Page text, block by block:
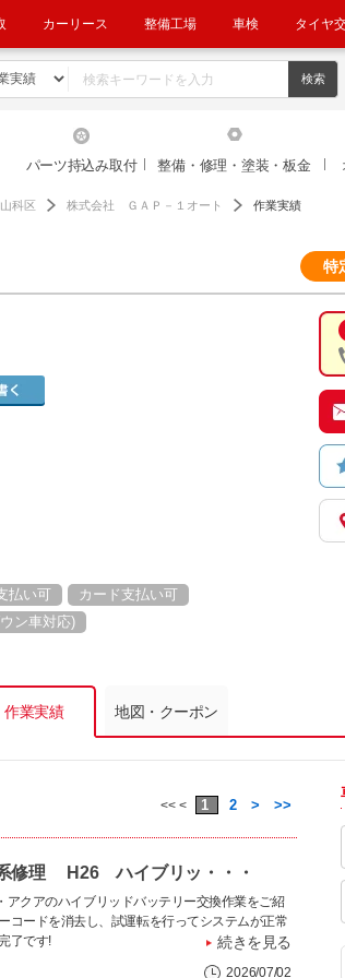
カーリース 整備工場 車検 タイヤ
パーツ持込み取付 整備・修理・塗装・板金
科区 株式会社 ＧＡＰ－１オート 作業実績
特
払い可
カード支払い可
ン車対応)
作業実績 地図・クーポン
<< < 1 2 > >>
修理 H26 ハイブリッ・・・
アクアのハイブリッドバッテリー交換作業をご紹
コードを消去し、試運転を行ってシステムが正常
了です!
続きを見る
2026/07/02